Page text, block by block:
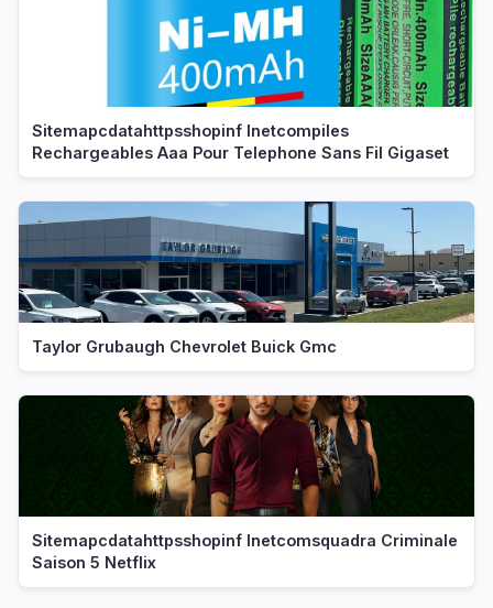
Sitemapcdatahttpsshopinf Inetcompiles
Rechargeables Aaa Pour Telephone Sans Fil Gigaset
Taylor Grubaugh Chevrolet Buick Gmc
Sitemapcdatahttpsshopinf Inetcomsquadra Criminale
Saison 5 Netflix